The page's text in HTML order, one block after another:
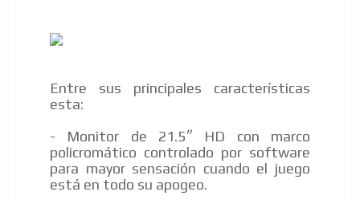
Entre sus principales características
esta:
- Monitor de 21.5″ HD con marco
policromático controlado por software
para mayor sensación cuando el juego
está en todo su apogeo.